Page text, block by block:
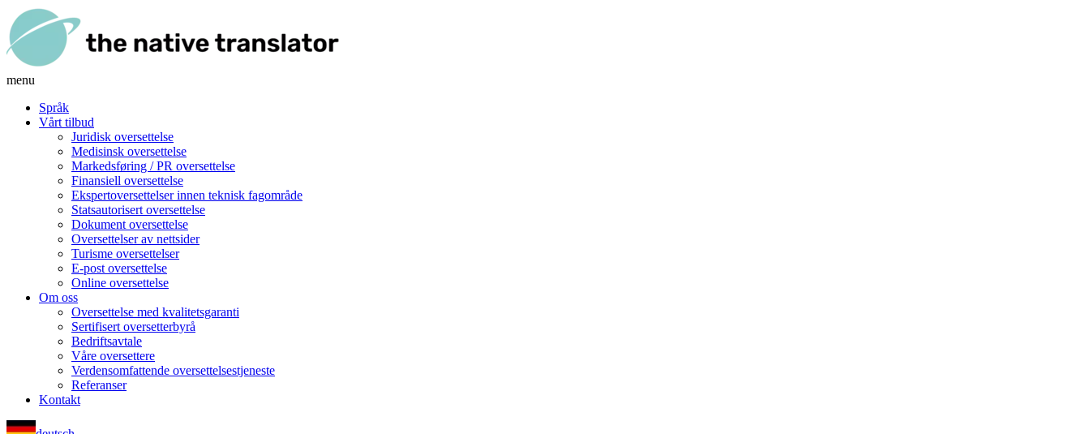
menu
Språk
Vårt tilbud
Juridisk oversettelse
Medisinsk oversettelse
Markedsføring / PR oversettelse
Finansiell oversettelse
Ekspertoversettelser innen teknisk fagområde
Statsautorisert oversettelse
Dokument oversettelse
Oversettelser av nettsider
Turisme oversettelser
E-post oversettelse
Online oversettelse
Om oss
Oversettelse med kvalitetsgaranti
Sertifisert oversetterbyrå
Bedriftsavtale
Våre oversettere
Verdensomfattende oversettelsestjeneste
Referanser
Kontakt